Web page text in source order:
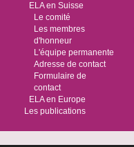
ELA en Suisse
Le comité
Les membres
d'honneur
L'équipe permanente
Adresse de contact
Formulaire de
contact
ELA en Europe
Les publications